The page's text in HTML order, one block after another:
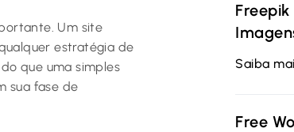
Um site
estratégia de
que uma simples
sua fase de
Saiba
Free